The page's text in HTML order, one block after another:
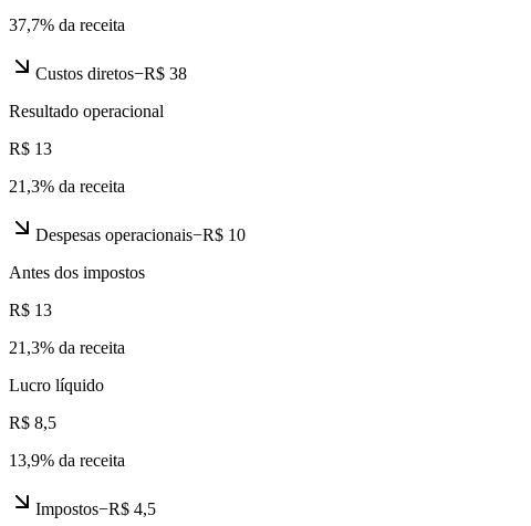
37,7% da receita
Custos diretos−R$ 38
Resultado operacional
R$ 13
21,3% da receita
Despesas operacionais−R$ 10
Antes dos impostos
R$ 13
21,3% da receita
Lucro líquido
R$ 8,5
13,9% da receita
Impostos−R$ 4,5